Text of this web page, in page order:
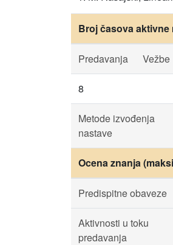
Broj časova
Predavanja Vežbe
8
Metode izvođenja
nastave
Ocena znanja
Predispitne obaveze
Aktivnosti u toku
predavanja